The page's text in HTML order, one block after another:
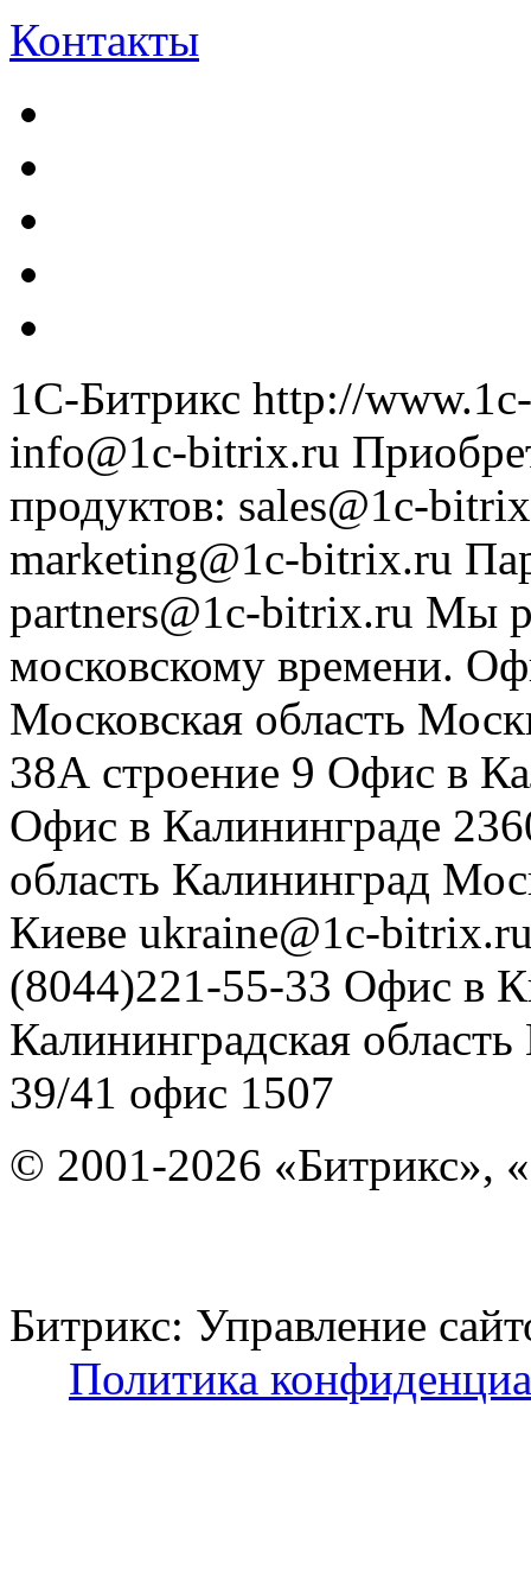
Контакты
1С-Битрикс http://
info@1c-bitrix.ru
продуктов: sales@1c-
marketing@1c-bitrix.ru
partners@1c-bitrix.ru Мы
московскому времени.
Московская область
38А строение 9 Офис в
Офис в Калининграде
область Калининград
Киеве ukraine@1c-
(8044)221-55-33 Офис в
Калининградская область
39/41 офис 1507
© 2001-2026 «Битрикс»,
Битрикс: Управление
Политика